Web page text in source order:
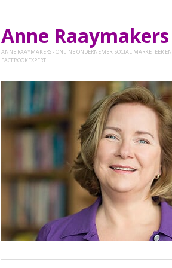
Anne Raaymakers
ANNE RAAYMAKERS - ONLINE ONDERNEMER, SOCIAL MARKETEER EN
FACEBOOKEXPERT